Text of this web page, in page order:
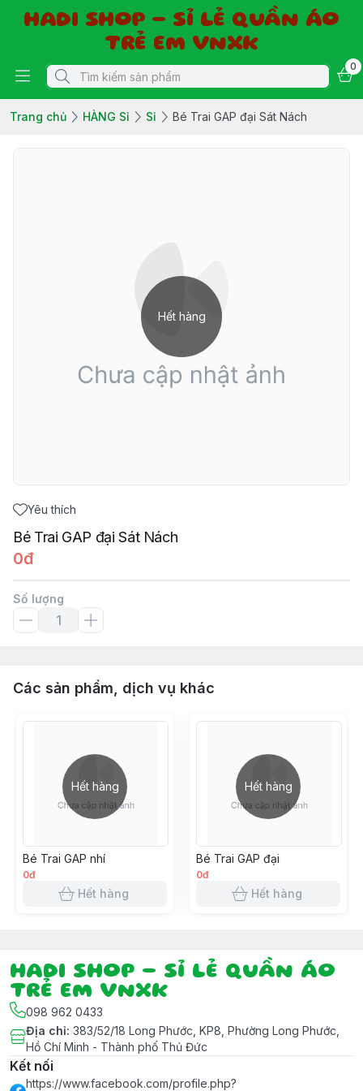
HADI SHOP - SỈ LẺ QUẦN ÁO
TRẺ EM VNXK
0
Trang chủ HÀNG Sỉ Sỉ Bé Trai GAP đại Sát Nách
Hết hàng
Yêu thích
Bé Trai GAP đại Sát Nách
0đ
Số lượng
Các sản phẩm, dịch vụ khác
Hết hàng
Bé Trai GAP nhí
0đ
Hết hàng
Hết hàng
Bé Trai GAP đại
0đ
Hết hàng
HADI SHOP - SỈ LẺ QUẦN ÁO
TRẺ EM VNXK
098 962 0433
Địa chỉ: 383/52/18 Long Phước, KP8, Phường Long Phước,
Hồ Chí Minh - Thành phố Thủ Đức
Kết nối
https://www.facebook.com/profile.php?